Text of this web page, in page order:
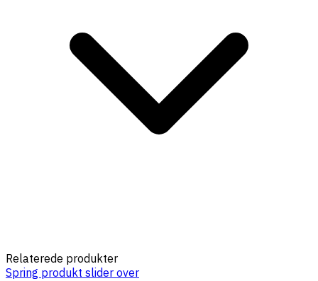
Relaterede produkter
Spring produkt slider over